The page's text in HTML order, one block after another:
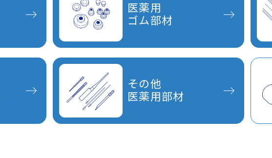
医薬用
ゴム部材
その他
医薬用部材